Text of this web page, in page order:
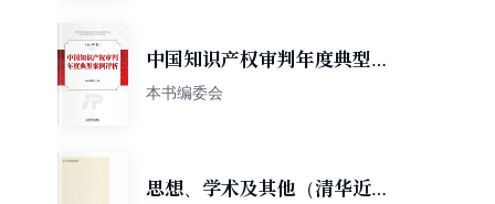
中国知识产权审判年度典型案
例评析（2018年卷）
本书编委会
思想、学术及其他（清华近代